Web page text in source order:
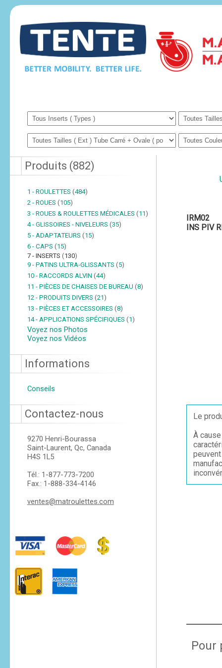
Produits (882)
1 - ROULETTES (484)
2 - ROUES (105)
3 - ROUES & ROULETTES MÉDICALES (11)
4 - GLISSOIRES - NIVELEURS (35)
5 - ADAPTATEURS (15)
6 - CAPS (15)
7 - INSERTS (130)
9 - PATINS ULTRA-GLISSANTS (5)
10 - RACCORDS ALVIN (44)
11 - PIÈCES DE CHAISES DE BUREAU (8)
12 - PRODUITS DIVERS (21)
13 - PIÈCES ET ACCESSOIRES (8)
14 - APPLICATIONS SPÉCIFIQUES (1)
Voyez nos Photos
Voyez nos Vidéos
Informations
Conseils
Contactez-nous
9270 Henri-Bourassa
Saint-Laurent, Qc, Canada
H4S 1L5
Tél.: 1-877-773-7200
Fax.: 1-888-334-4146
ventes@matroulettes.com
IRM02
INS PIV
Le
À
Pour